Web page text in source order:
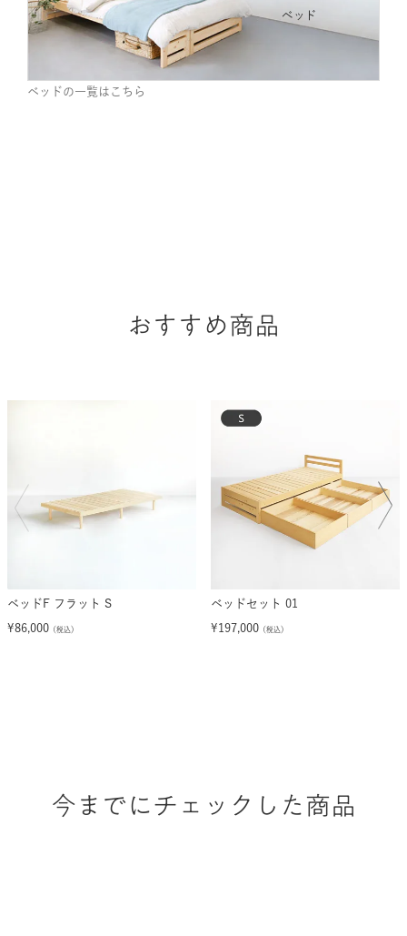
ベッドの一覧はこちら
おすすめ商品
ベッドF フラット S
¥ 86,000 （税込）
ベッドセット 01
¥ 197,000 （税込）
今までにチェックした商品